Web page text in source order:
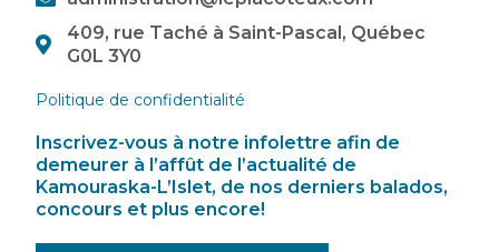
409, rue Taché à Saint-Pascal, Québec
G0L 3Y0
Politique de confidentialité
Inscrivez-vous à notre infolettre afin de
demeurer à l’affût de l’actualité de
Kamouraska-L’Islet, de nos derniers balados,
concours et plus encore!